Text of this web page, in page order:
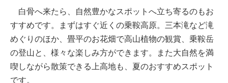
白骨へ来たら、自然豊かなスポットへ立ち寄るのもお
すすめです。まずはすぐ近くの乗鞍高原。三本滝など滝
めぐりのほか、畳平のお花畑で高山植物の観賞、乗鞍岳
の登山と、様々な楽しみ方ができます。また大自然を満
喫しながら散策できる上高地も、夏のおすすめスポット
です。